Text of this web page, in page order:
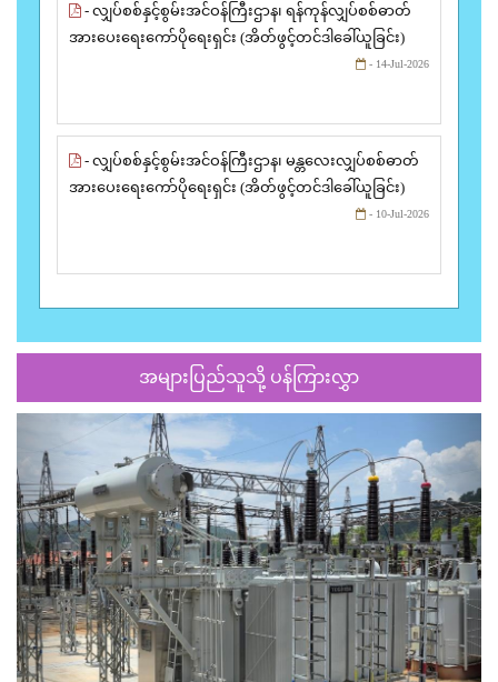
- လျှပ်စစ်နှင့်စွမ်းအင်ဝန်ကြီးဌာန၊ ရန်ကုန်လျှပ်စစ်ဓာတ်
အားပေးရေးကော်ပိုရေးရှင်း (အိတ်ဖွင့်တင်ဒါခေါ်ယူခြင်း)
- 14-Jul-2026
- လျှပ်စစ်နှင့်စွမ်းအင်ဝန်ကြီးဌာန၊ မန္တလေးလျှပ်စစ်ဓာတ်
အားပေးရေးကော်ပိုရေးရှင်း (အိတ်ဖွင့်တင်ဒါခေါ်ယူခြင်း)
- 10-Jul-2026
အများပြည်သူသို့ ပန်ကြားလွှာ
Previous